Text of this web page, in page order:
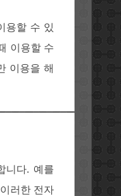
용할 수 있
이용할 수
이용을 해
니다. 예를
러한 전자